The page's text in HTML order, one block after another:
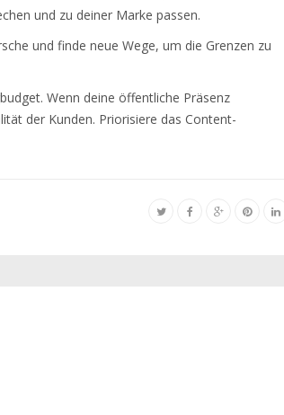
und zu deiner Marke passen.
und finde neue Wege, um die Grenzen zu
Wenn deine öffentliche Präsenz
der Kunden. Priorisiere das Content-